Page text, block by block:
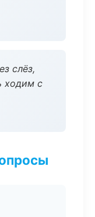
слёз,
ходим с